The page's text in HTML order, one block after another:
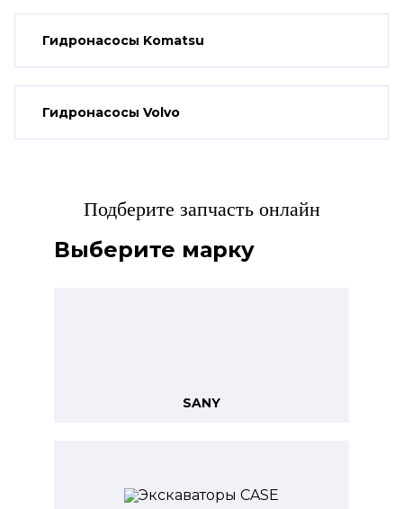
Гидронасосы Komatsu
Гидронасосы Volvo
Подберите запчасть онлайн
Выберите марку
SANY